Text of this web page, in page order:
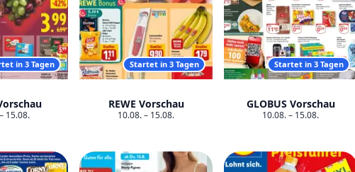
in 3 Tagen
15.08.
Startet in 3 Tagen
REWE Vorschau
10.08. – 15.08.
Startet in 3 Tagen
GLOBUS Vorschau
10.08. – 15.08.